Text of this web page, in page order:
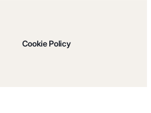
Cookie Policy